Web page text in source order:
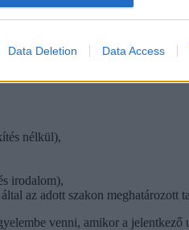
Data Deletion Data Access
nélkül),
irodalom),
az adott szakon meghatározott
venni, amikor a